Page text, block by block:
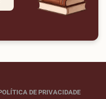
DE PRIVACIDADE